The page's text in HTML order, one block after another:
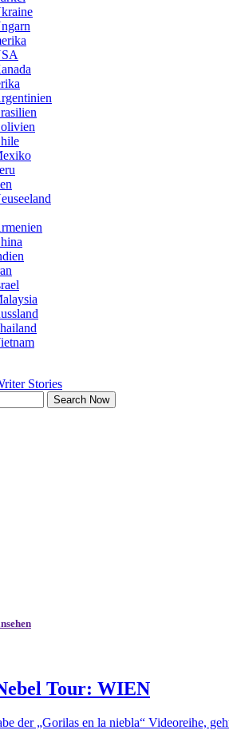
Search Now
Tour: WIEN
der „Gorilas en la niebla“ Videoreihe,